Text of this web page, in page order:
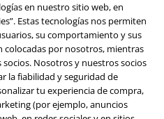
en nuestro sitio web, en
Estas tecnologías nos permiten
su comportamiento y sus
colocadas por nosotros, mientras
Nosotros y nuestros socios
la fiabilidad y seguridad de
tu experiencia de compra,
(por ejemplo, anuncios